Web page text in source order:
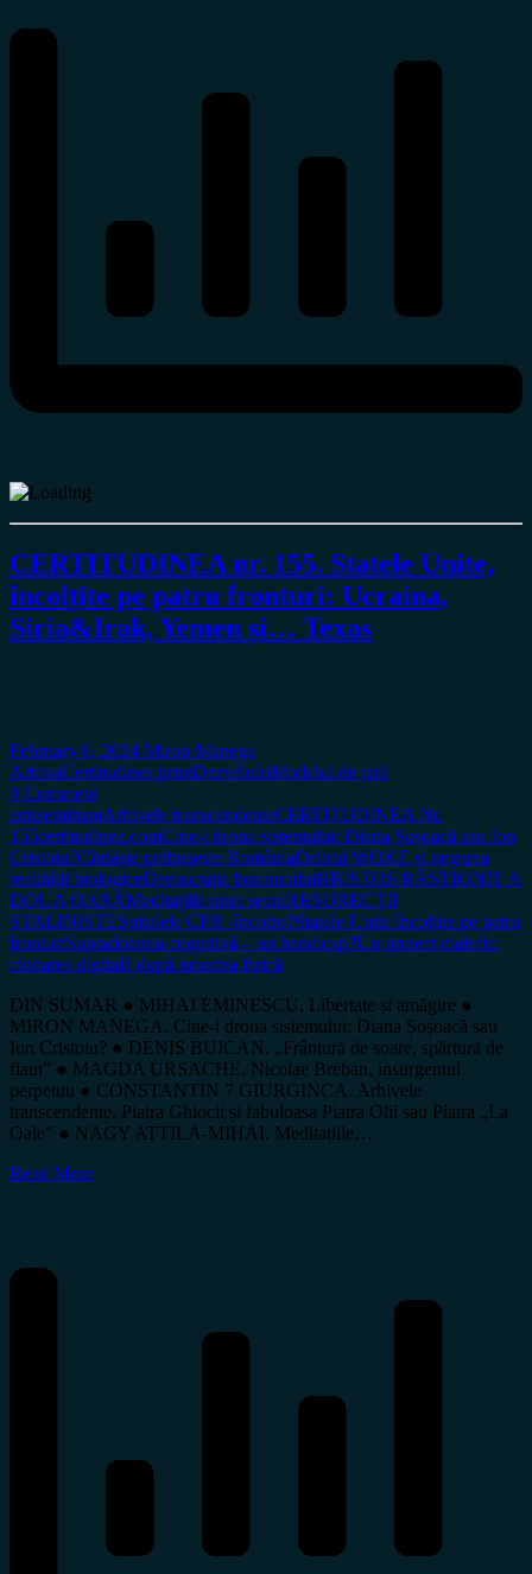
CERTITUDINEA nr. 155. Statele Unite,
încolțite pe patru fronturi: Ucraina,
Siria&Irak, Yemen și… Texas
February 6, 2024 Miron Manega
ArhivaCertitudinea printDezvăluiriModelul de țară
0 Comment
antisemitismArhivele transcendenteCERTITUDINEA Nr.
155certitudinea.comCine-i drona sistemului: Diana Șoșoacă sau Ion
Cristoiu?Cîrdăşia prăbuşeşte RomâniaDelirul WOKE și negarea
realității biologiceDemocrația bocanculuiHRISTOS RĂSTIGNIT A
DOUA OARĂMeditațiile unui secuiRESURECȚII
STALINISTESpitalele CFR -încotro?Statele Unite încolțite pe patru
fronturiSupradotarea cognitivă – un handicap?Un proiect malefic:
clonarea digitală după moartea fizică
DIN SUMAR ● MIHAI EMINESCU. Libertate și amăgire ●
MIRON MANEGA. Cine-i drona sistemului: Diana Șoșoacă sau
Ion Cristoiu? ● DENIS BUICAN. „Frântură de soare, spărtură de
flaut” ● MAGDA URSACHE. Nicolae Breban, insurgentul
perpetuu ● CONSTANTIN 7 GIURGINCA. Arhivele
transcendente. Piatra Ghiocii și fabuloasa Piatra Olii sau Piatra „La
Oale” ● NAGY ATTILA-MIHAI. Meditațiile…
Read More